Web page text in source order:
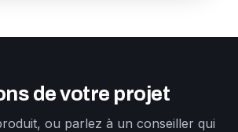
de votre projet
ou parlez à un conseiller qui